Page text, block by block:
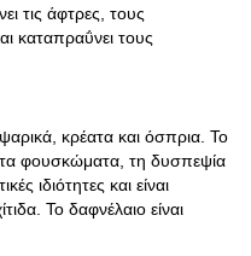
τις άφτρες, τους
καταπραΰνει τους
κρέατα και όσπρια. Το
φουσκώματα, τη δυσπεψία
ιδιότητες και είναι
Το δαφνέλαιο είναι